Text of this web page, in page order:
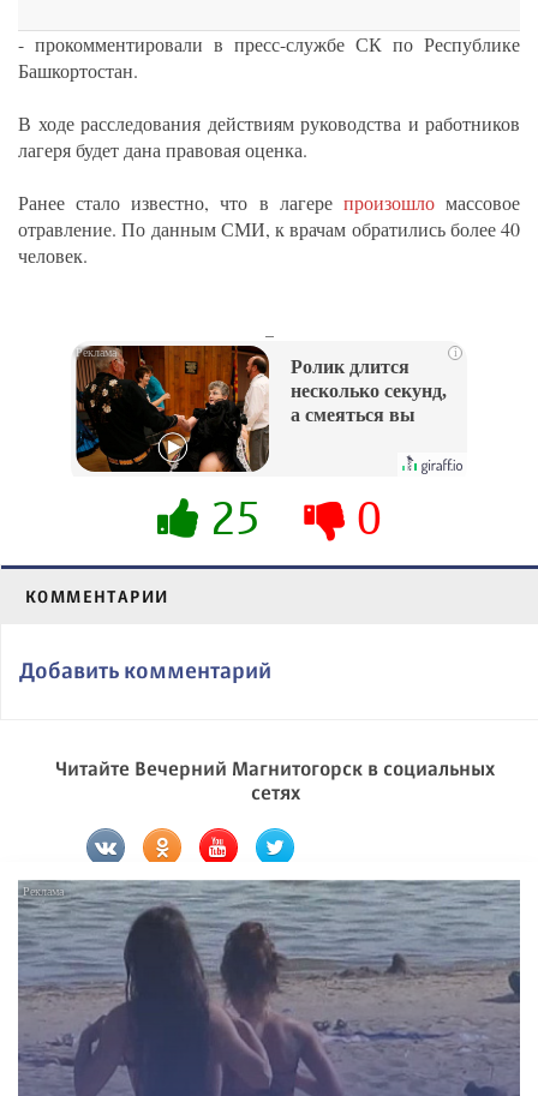
- прокомментировали в пресс-службе СК по Республике
Башкортостан.
В ходе расследования действиям руководства и работников
лагеря будет дана правовая оценка.
Ранее стало известно, что в лагере произошломассовое
отравление. По данным СМИ, к врачам обратились более 40
человек.
i
Ролик длится
несколько секунд,
а смеяться вы
25 0
КОММЕНТАРИИ
Добавить комментарий
Читайте Вечерний Магнитогорск в социальных
сетях